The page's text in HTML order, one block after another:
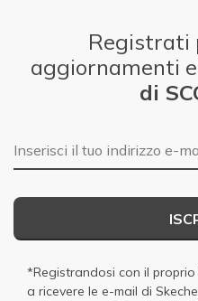
Registrati
aggiornamenti
di
E-mail
*Registrandosi con il
a ricevere le e-mail di